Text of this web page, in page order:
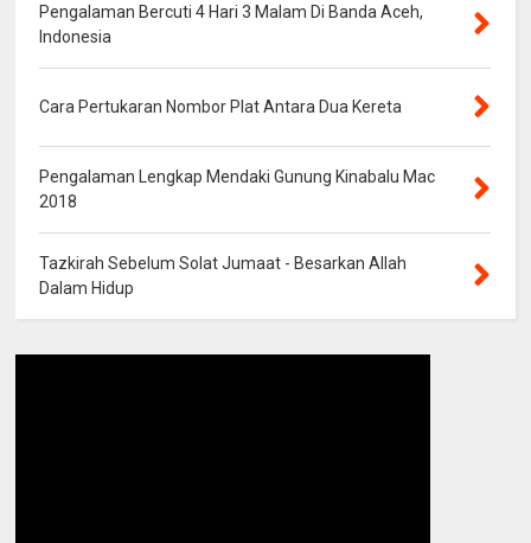
Pengalaman Bercuti 4 Hari 3 Malam Di Banda Aceh,
Indonesia
Cara Pertukaran Nombor Plat Antara Dua Kereta
Pengalaman Lengkap Mendaki Gunung Kinabalu Mac
2018
Tazkirah Sebelum Solat Jumaat - Besarkan Allah
Dalam Hidup